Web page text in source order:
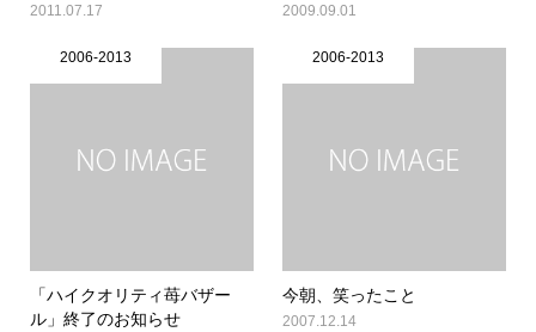
2011.07.17 2009.09.01
2006-2013
「ハイクオリティ苺バザー
ル」終了のお知らせ
2006-2013
今朝、笑ったこと
2007.12.14